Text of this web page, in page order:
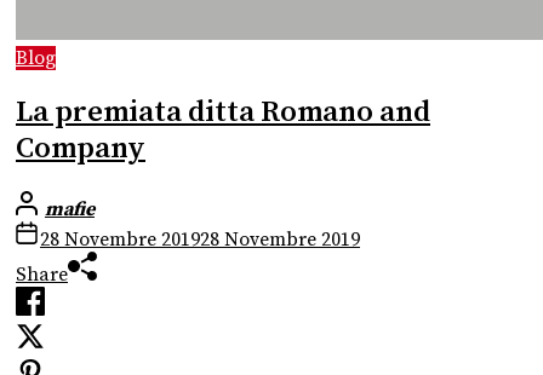
Blog
La premiata ditta Romano and
Company
mafie
28 Novembre 201928 Novembre 2019
Share